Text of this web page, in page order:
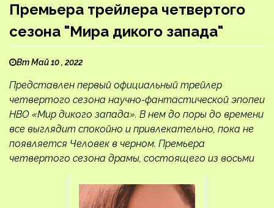
Премьера трейлера четвертого
сезона "Мира дикого запада"
Вт Май 10 , 2022
Представлен первый официальный трейлер
четвертого сезона научно-фантастической эпопеи
HBO «Мир дикого запада». В нем до поры до времени
все выглядит спокойно и привлекательно, пока не
появляется Человек в черном. Премьера
четвертого сезона драмы, состоящего из восьми